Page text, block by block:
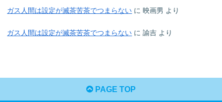
ガス人間は設定が滅茶苦茶でつまらない に映画男 より
ガス人間は設定が滅茶苦茶でつまらない に諭吉 より
PAGE TOP